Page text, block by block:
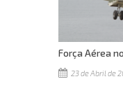
Força Aérea
23 de Abril de